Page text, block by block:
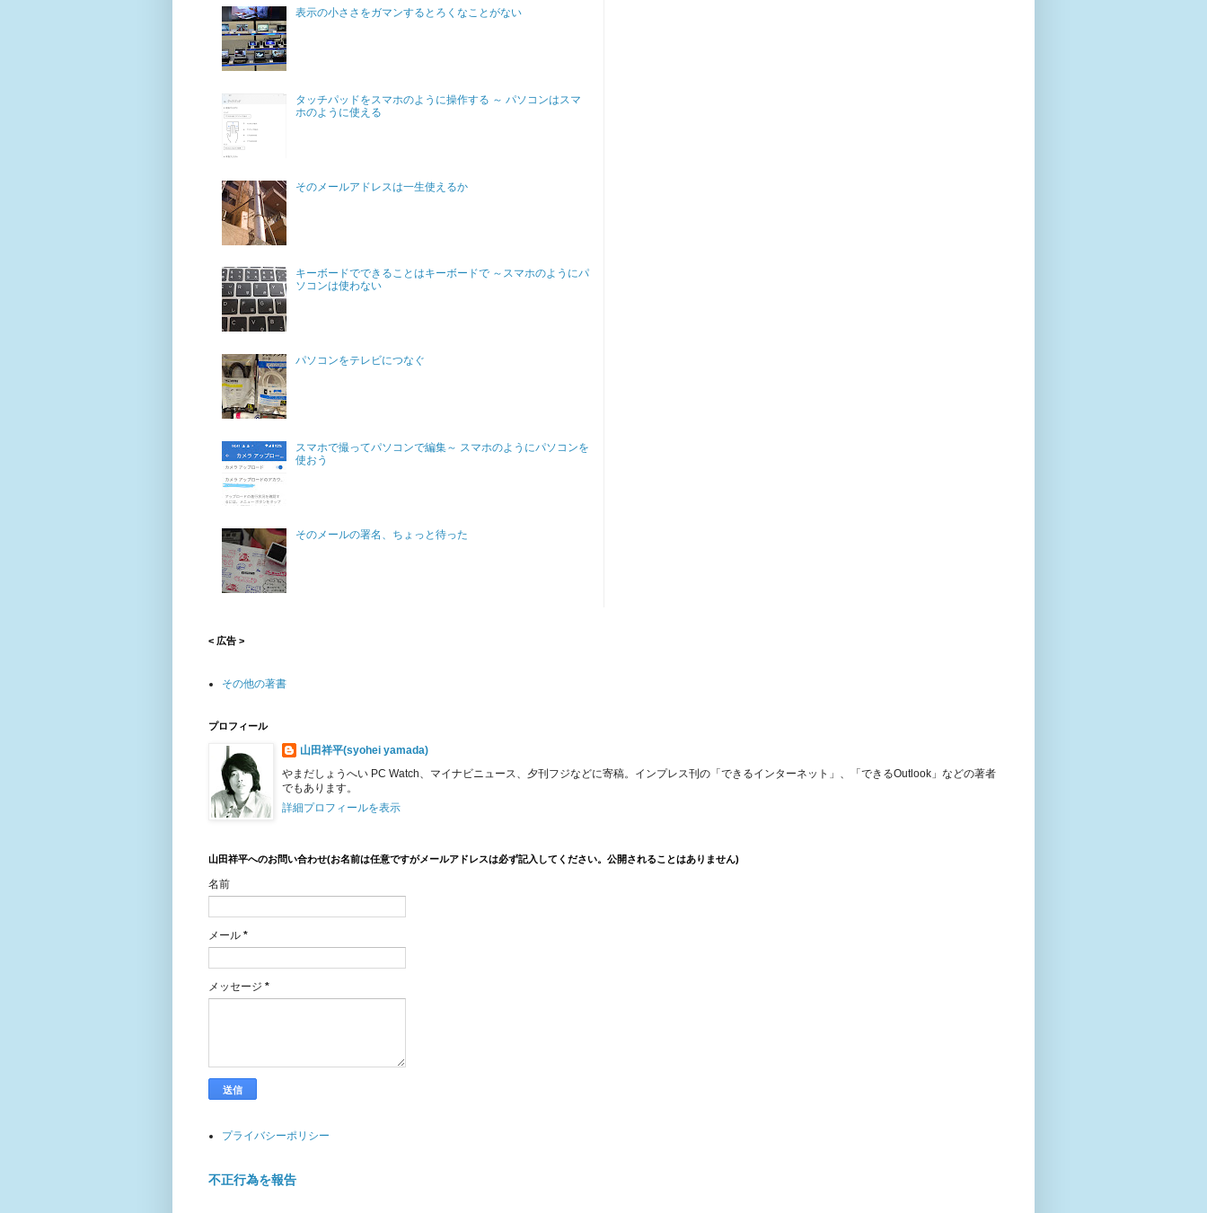
表示の小ささをガマンするとろくなことがない
タッチパッドをスマホのように操作する ～ パソコンはスマ
ホのように使える
そのメールアドレスは一生使えるか
キーボードでできることはキーボードで ～スマホのようにパ
ソコンは使わない
パソコンをテレビにつなぐ
スマホで撮ってパソコンで編集～ スマホのようにパソコンを
使おう
そのメールの署名、ちょっと待った
< 広告 >
その他の著書
プロフィール
山田祥平(syohei yamada)
やまだしょうへい PC Watch、マイナビニュース、夕刊フジなどに寄稿。インプレス刊の「できるインターネット」、「できるOutlook」などの著者
でもあります。
詳細プロフィールを表示
山田祥平へのお問い合わせ(お名前は任意ですがメールアドレスは必ず記入してください。公開されることはありません)
名前
メール *
メッセージ *
プライバシーポリシー
不正行為を報告